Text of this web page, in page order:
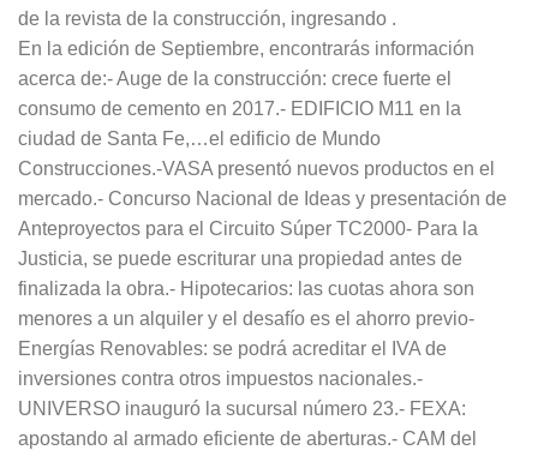
de la revista de la construcción, ingresando .
En la edición de Septiembre, encontrarás información
acerca de:- Auge de la construcción: crece fuerte el
consumo de cemento en 2017.- EDIFICIO M11 en la
ciudad de Santa Fe,…el edificio de Mundo
Construcciones.-VASA presentó nuevos productos en el
mercado.- Concurso Nacional de Ideas y presentación de
Anteproyectos para el Circuito Súper TC2000- Para la
Justicia, se puede escriturar una propiedad antes de
finalizada la obra.- Hipotecarios: las cuotas ahora son
menores a un alquiler y el desafío es el ahorro previo-
Energías Renovables: se podrá acreditar el IVA de
inversiones contra otros impuestos nacionales.-
UNIVERSO inauguró la sucursal número 23.- FEXA:
apostando al armado eficiente de aberturas.- CAM del